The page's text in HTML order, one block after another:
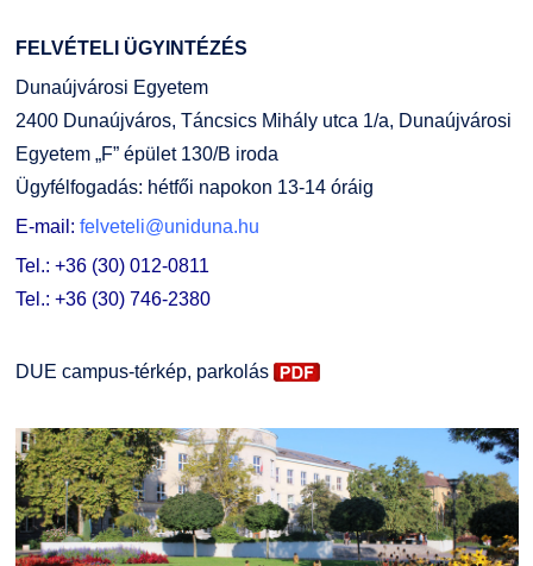
FELVÉTELI ÜGYINTÉZÉS
Dunaújvárosi Egyetem
2400 Dunaújváros, Táncsics Mihály utca 1/a, Dunaújvárosi
Egyetem „F” épület 130/B iroda
Ügyfélfogadás: hétfői napokon 13-14 óráig
E-mail: felveteli@uniduna.hu
Tel.: +36 (30) 012-0811
Tel.: +36 (30) 746-2380
DUE campus-térkép, parkolás